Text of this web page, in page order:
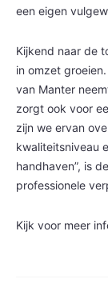
een eigen
Kijkend naar de
in omzet
van Manter
zorgt ook voor
zijn we ervan
kwaliteitsniveau
handhaven”, is
professionele
Kijk voor meer